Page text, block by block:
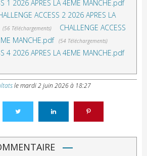
1 2026 APRES LA 4EME MANCHE.pdf
ACCESS 2 2026 APRES LA
(56 Téléchargements)
CHALLENGE ACCESS
MANCHE.pdf (54 Téléchargements)
4 2026 APRES LA 4EME MANCHE.pdf
lemardi 2 juin 2026 à 18:27